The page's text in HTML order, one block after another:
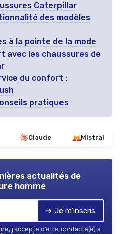
Caterpillar
des modèles
à la pointe de la mode
avec les chaussures de
du confort :
pratiques
Claude Mistral
actualités de
homme
➔ Je m'inscris
j’accepte d’être contacté(e) à